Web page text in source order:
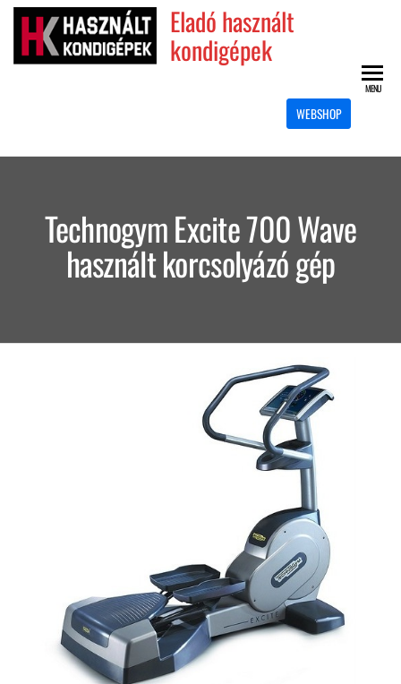
Skip
Eladó használt
kondigépek
WEBSHOP
MENU
Technogym Excite 700 Wave
használt korcsolyázó gép